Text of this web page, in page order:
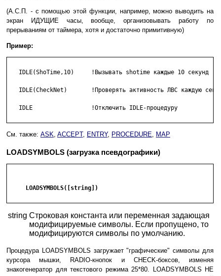
(А.С.П. - с помощью этой функции, например, можно выводить на
экран ИДУЩИЕ часы, вообще, организовывать работу по
прерываниям от таймера, хотя и достаточно примитивную)
Пример:
   IDLE(ShoTime,10)     !Вызывать shotime каждые 10 секунд
IDLE(CheckNet)       !Проверять активность ЛВС каждую
   IDLE                 !Отключить IDLE-процедуру
См. также: ASK, ACCEPT, ENTRY, PROCEDURE, MAP
LOADSYMBOLS (загрузка псевдографики)
     LOADSYMBOLS([string])
string Строковая константа или переменная задающая
модифицируемые символы. Если пропущено, то
модифицируются символы по умолчанию.
Процедура LOADSYMBOLS загружает "графические" символы для
курсора мышки, RADIO-кнопок и CHECK-боксов, изменяя
знакогенератор для текстового режима 25*80. LOADSYMBOLS НЕ